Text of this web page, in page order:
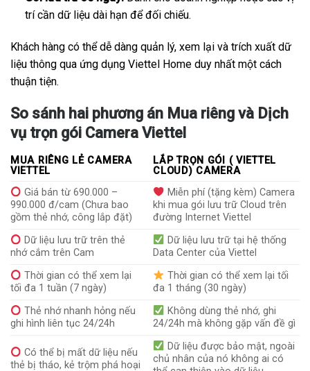
trí cần dữ liệu dài hạn để đối chiếu.
Khách hàng có thể dễ dàng quản lý, xem lại và trích xuất dữ
liệu thông qua ứng dụng Viettel Home duy nhất một cách
thuận tiện.
So sánh hai phương án Mua riêng và Dịch
vụ trọn gói Camera Viettel
MUA RIÊNG LẺ CAMERA
VIETTEL
LẮP TRỌN GÓI ( VIETTEL
CLOUD) CAMERA
Giá bán từ 690.000 –
990.000 đ/cam (Chưa bao
gồm thẻ nhớ, công lắp đặt)
Miễn phí (tặng kèm) Camera
khi mua gói lưu trữ Cloud trên
đường Internet Viettel
Dữ liệu lưu trữ trên thẻ
nhớ cắm trên Cam
Dữ liệu lưu trữ tại hệ thống
Data Center của Viettel
Thời gian có thể xem lại
tối đa 1 tuần (7 ngày)
Thời gian có thể xem lại tối
đa 1 tháng (30 ngày)
Thẻ nhớ nhanh hỏng nếu
ghi hình liên tục 24/24h
Không dùng thẻ nhớ, ghi
24/24h mà không gặp vấn đề gì
Có thể bị mất dữ liệu nếu
thẻ bị tháo, kẻ trộm phá hoại
Dữ liệu được bảo mật, ngoài
chủ nhân của nó không ai có